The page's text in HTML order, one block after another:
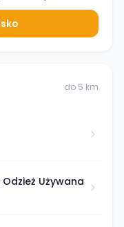
do 5 km
Używana